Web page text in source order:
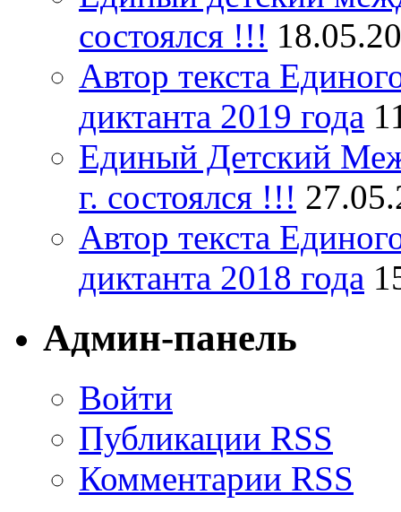
состоялся !!!
Автор текста
диктанта 2019 года
Единый Детский
г. состоялся !!!
Автор текста
диктанта 2018 года
Админ-панель
Войти
Публикации RSS
Комментарии RSS